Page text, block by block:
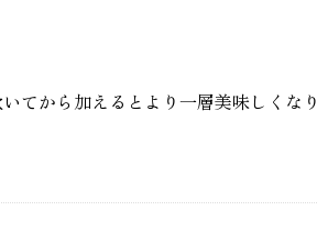
てから加えるとより一層美味しくなり